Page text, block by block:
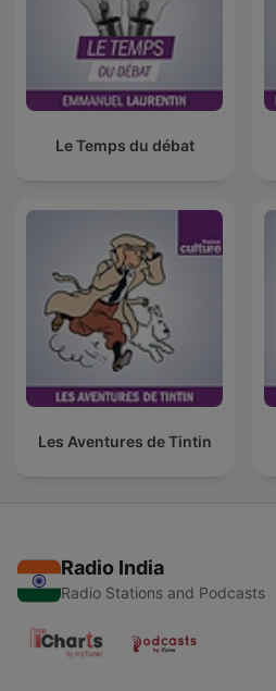
Le Temps du débat
Les Aventures de Tintin
Radio India
Radio Stations and Podcasts